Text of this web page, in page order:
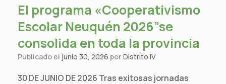
El programa «Cooperativismo
Escolar Neuquén 2026”se
consolida en toda la provincia
Publicado el junio 30, 2026 porDistrito IV
30 DE JUNIO DE 2026 Tras exitosas jornadas